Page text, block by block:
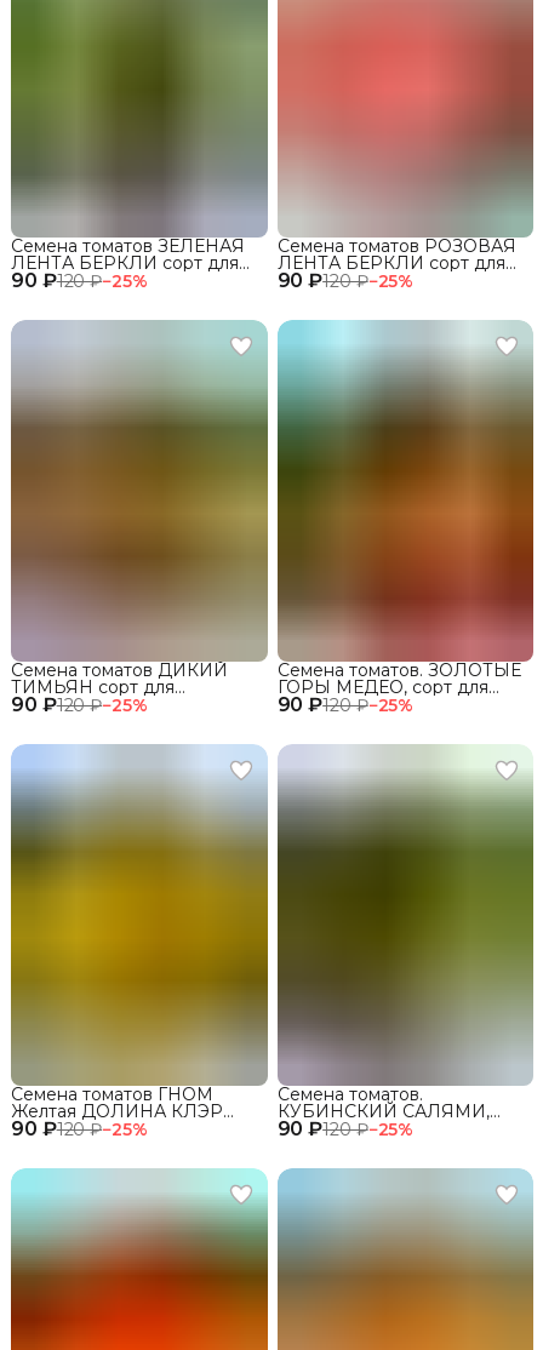
90 ₽120 ₽−25%
Семена томатов ЗЕЛЕНАЯ
ЛЕНТА БЕРКЛИ сорт для
открытого грунта и теплиц 90 ₽120 ₽−25%
Семена томатов РОЗОВАЯ
ЛЕНТА БЕРКЛИ сорт для
открытого грунта и теплиц
90 ₽120 ₽−25%
Семена томатов ДИКИЙ
ТИМЬЯН сорт для
открытого грунта и теплиц 90 ₽120 ₽−25%
Семена томатов. ЗОЛОТЫЕ
ГОРЫ МЕДЕО, сорт для
открытого грунта и теплиц
90 ₽120 ₽−25%
Семена томатов ГНОМ
Желтая ДОЛИНА КЛЭР
сорт для открытого грунта 90 ₽120 ₽−25%
Семена томатов.
КУБИНСКИЙ САЛЯМИ,
сорт для открытого грунта